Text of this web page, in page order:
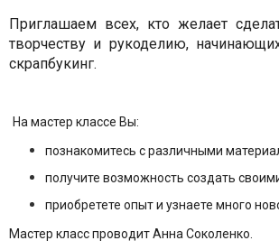
Приглашаем всех, кто желает
творчеству и рукоделию,
скрапбукинг.
На мастер классе Вы:
познакомитесь с различными
получите возможность создать
приобретете опыт и узнаете много
Мастер класс проводит Анна Соколенко.